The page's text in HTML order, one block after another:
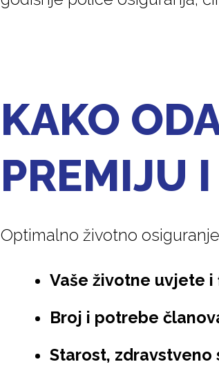
KAKO
PREMIJU
Optimalno životno
Vaše životne uvjete
Broj i potrebe
Starost,